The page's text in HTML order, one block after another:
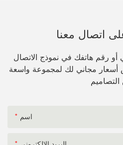
اتصال معنا
أو رقم هاتفك في نموذج الاتصال
مجاني لك لمجموعة واسعة
اسم